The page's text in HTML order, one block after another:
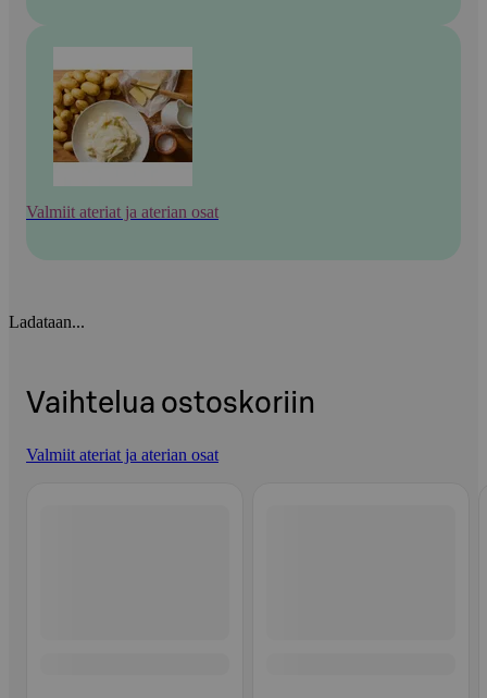
Valmiit ateriat ja aterian osat
Ladataan...
Vaihtelua ostoskoriin
Valmiit ateriat ja aterian osat